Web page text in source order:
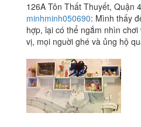
126A Tôn Thất Thuyết, Quận
minhminh050690: Mình thấy
hợp, lại có thể ngắm nhìn
vị, mọi nguời ghé và ủng hộ